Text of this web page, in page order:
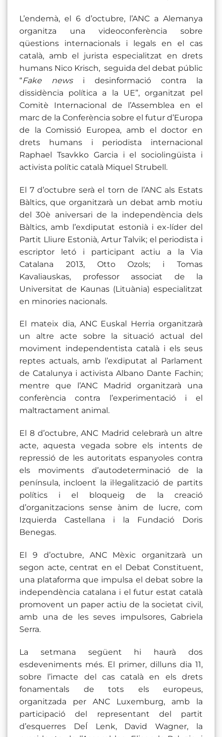
L’endemà, el 6 d’octubre, l’ANC a Alemanya
organitza una videoconferència sobre
qüestions internacionals i legals en el cas
català, amb el jurista especialitzat en drets
humans Nico Krisch, seguida del debat públic
“Fake newsi desinformació contra la
dissidència política a la UE”, organitzat pel
Comitè Internacional de l’Assemblea en el
marc de la Conferència sobre el futur d’Europa
de la Comissió Europea, amb el doctor en
drets humans i periodista internacional
Raphael Tsavkko Garcia i el sociolingüista i
activista polític català Miquel Strubell.
El 7 d’octubre serà el torn de l’ANC als Estats
Bàltics, que organitzarà un debat amb motiu
del 30è aniversari de la independència dels
Bàltics, amb l’exdiputat estonià i ex-líder del
Partit Lliure Estonià, Artur Talvik; el periodista i
escriptor letó i participant actiu a la Via
Catalana 2013, Otto Ozols; i Tomas
Kavaliauskas, professor associat de la
Universitat de Kaunas (Lituània) especialitzat
en minories nacionals.
El mateix dia, ANC Euskal Herria organitzarà
un altre acte sobre la situació actual del
moviment independentista català i els seus
reptes actuals, amb l’exdiputat al Parlament
de Catalunya i activista Albano Dante Fachin;
mentre que l’ANC Madrid organitzarà una
conferència contra l’experimentació i el
maltractament animal.
El 8 d’octubre, ANC Madrid celebrarà un altre
acte, aquesta vegada sobre els intents de
repressió de les autoritats espanyoles contra
els moviments d’autodeterminació de la
península, incloent la il·legalització de partits
polítics i el bloqueig de la creació
d’organitzacions sense ànim de lucre, com
Izquierda Castellana i la Fundació Doris
Benegas.
El 9 d’octubre, ANC Mèxic organitzarà un
segon acte, centrat en el Debat Constituent,
una plataforma que impulsa el debat sobre la
independència catalana i el futur estat català
promovent un paper actiu de la societat civil,
amb una de les seves impulsores, Gabriela
Serra.
La setmana següent hi haurà dos
esdeveniments més. El primer, dilluns dia 11,
sobre l’imacte del cas català en els drets
fonamentals de tots els europeus,
organitzada per ANC Luxemburg, amb la
participació del representant del partit
d’esquerres DeÍ Lenk, David Wagner, la